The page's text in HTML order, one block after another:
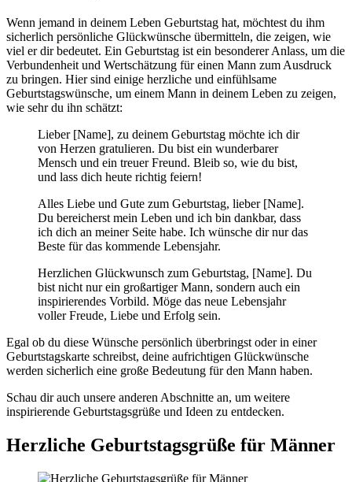
Wenn jemand in deinem Leben Geburtstag hat, möchtest du ihm
sicherlich persönliche Glückwünsche übermitteln, die zeigen, wie
viel er dir bedeutet. Ein Geburtstag ist ein besonderer Anlass, um die
Verbundenheit und Wertschätzung für einen Mann zum Ausdruck
zu bringen. Hier sind einige herzliche und einfühlsame
Geburtstagswünsche, um einem Mann in deinem Leben zu zeigen,
wie sehr du ihn schätzt:
Lieber [Name], zu deinem Geburtstag möchte ich dir
von Herzen gratulieren. Du bist ein wunderbarer
Mensch und ein treuer Freund. Bleib so, wie du bist,
und lass dich heute richtig feiern!
Alles Liebe und Gute zum Geburtstag, lieber [Name].
Du bereicherst mein Leben und ich bin dankbar, dass
ich dich an meiner Seite habe. Ich wünsche dir nur das
Beste für das kommende Lebensjahr.
Herzlichen Glückwunsch zum Geburtstag, [Name]. Du
bist nicht nur ein großartiger Mann, sondern auch ein
inspirierendes Vorbild. Möge das neue Lebensjahr
voller Freude, Liebe und Erfolg sein.
Egal ob du diese Wünsche persönlich überbringst oder in einer
Geburtstagskarte schreibst, deine aufrichtigen Glückwünsche
werden sicherlich eine große Bedeutung für den Mann haben.
Schau dir auch unsere anderen Abschnitte an, um weitere
inspirierende Geburtstagsgrüße und Ideen zu entdecken.
Herzliche Geburtstagsgrüße für Männer